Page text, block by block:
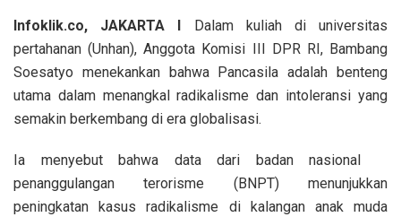
ce
b
o
o
k
tt
er
ail at
s
A
p
p
py
Li
n
k
ar
e
Infoklik.co, JAKARTA I Dalam kuliah di universitas
pertahanan (Unhan), Anggota Komisi III DPR RI, Bambang
Soesatyo menekankan bahwa Pancasila adalah benteng
utama dalam menangkal radikalisme dan intoleransi yang
semakin berkembang di era globalisasi.
Ia menyebut bahwa data dari badan nasional
penanggulangan terorisme (BNPT) menunjukkan
peningkatan kasus radikalisme di kalangan anak muda